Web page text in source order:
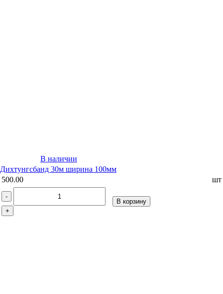
В наличии
Дихтунгсбанд 30м ширина 100мм
500.00
шт
-
+
В корзину